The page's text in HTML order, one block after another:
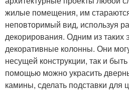
жилые помещения, им
неповторимый вид, используя
декорирования. Одним из таких
декоративные колонны. Они
несущей конструкции, так и
помощью можно украсить
камины, сделать подставки для